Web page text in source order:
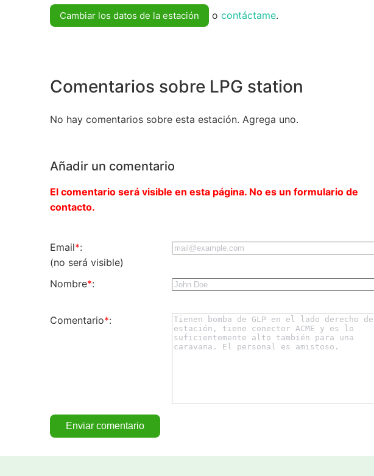
Cambiar los datos de la estación o contáctame.
Comentarios sobre LPG station
No hay comentarios sobre esta estación. Agrega uno.
Añadir un comentario
El comentario será visible en esta página. No es un formulario de
contacto.
Email*:
(no será visible)
Nombre*:
Comentario*: